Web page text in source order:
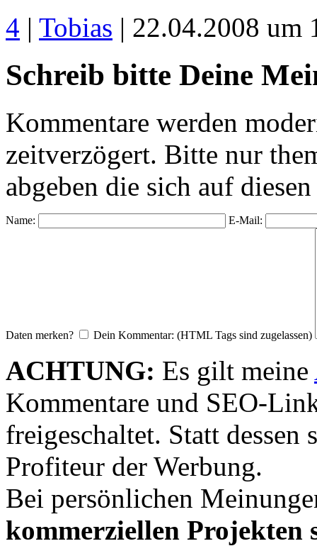
4 | Tobias | 22.04.2008 um
Schreib bitte Deine
Kommentare werden
zeitverzögert. Bitte nur
abgeben die sich auf
Name: E-Mail:
Daten merken? Dein Kommentar: (HTML Tags sind zugelassen)
ACHTUNG: Es gilt meine
Kommentare und SEO-
freigeschaltet. Statt dessen
Profiteur der Werbung.
Bei persönlichen
kommerziellen Projekten